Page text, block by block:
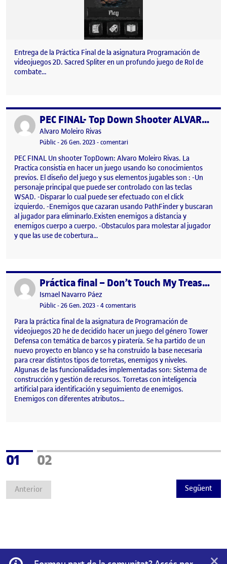
Entrega de la Práctica Final de la asignatura Programación de
videojuegos 2D. Sacred Spliter en un profundo juego de Rol de
combate…
Publicat per PEC FINAL- Top Down Shooter ALVARO MOLEIRO
Publicat per
Alvaro Moleiro Rivas
Visibilitat:
Públic-Data de publicació
26 Gen. 202317 gener, 2024 4:37 pm
-comentariel PEC FINAL- Top Down Shooter
PEC FINAL Un shooter TopDown: Alvaro Moleiro Rivas. La
Practica consistia en hacer un juego usando lso conocimientos
previos. El diseño del juego y sus elementos jugables son : -Un
personaje principal que puede ser controlado con las teclas
WSAD. -Disparar lo cual puede ser efectuado con el click
izquierdo. -Enemigos que cazaran usando PathFinder y buscaran
al jugador para eliminarlo.Existen enemigos a distancia y
enemigos cuerpo a cuerpo. -Obstaculos para molestar al jugador
y que las use de cobertura…
Publicat per Práctica final – Don’t Touch My Treasure
Publicat per
Ismael Navarro Páez
Visibilitat:
Públic-Data de publicació
26 Gen. 2023-4 comentarisa Práctica final – Don’t Touch My
Para la práctica final de la asignatura de Programación de
videojuegos 2D he de decidido hacer un juego del género Tower
Defensa con temática de barcos y piratería. Se ha partido de un
nuevo proyecto en blanco y se ha construido la base necesaria
para crear distintos tipos de torretas, enemigos y niveles.
Algunas de las funcionalidades implementadas son: Sistema de
construcción y gestión de recursos. Torretas con inteligencia
artificial para identificación y seguimiento de enemigos.
Enemigos con diferentes atributos…
Anterior
Pàgina
01 Pàgina
02
Següent
Informació